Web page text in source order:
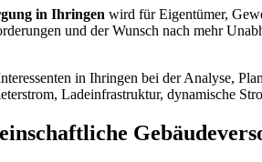
in Ihringen wird für Eigentümer,
und der Wunsch nach mehr
in Ihringen bei der Analyse,
Ladeinfrastruktur, dynamische